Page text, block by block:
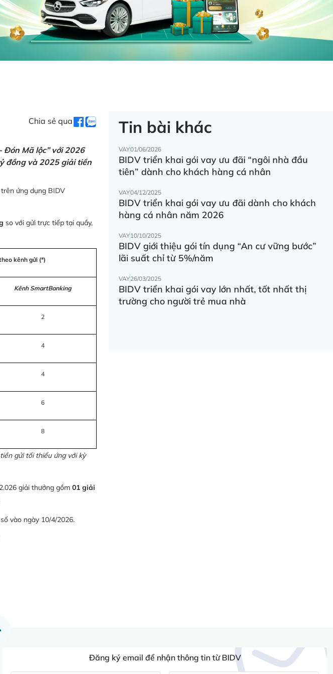
Chia sẻ qua
Đón Mã lộc” với 2026
đồng và 2025 giải tiền
ứng dụng BIDV
so với gửi trực tiếp tại quầy,
kênh gửi (*)
Kênh SmartBanking
2
4
4
6
8
gửi tối thiểu ứng với kỳ
giải thưởng gồm 01 giải
vào ngày 10/4/2026.
Tin bài khác
VAY01/06/2026
BIDV triển khai gói vay ưu đãi “ngôi nhà đầu
tiên” dành cho khách hàng cá nhân
VAY04/12/2025
BIDV triển khai gói vay ưu đãi dành cho khách
hàng cá nhân năm 2026
VAY10/10/2025
BIDV giới thiệu gói tín dụng “An cư vững bước”
lãi suất chỉ từ 5%/năm
VAY26/03/2025
BIDV triển khai gói vay lớn nhất, tốt nhất thị
trường cho người trẻ mua nhà
Đăng ký email để nhận thông tin từ BIDV